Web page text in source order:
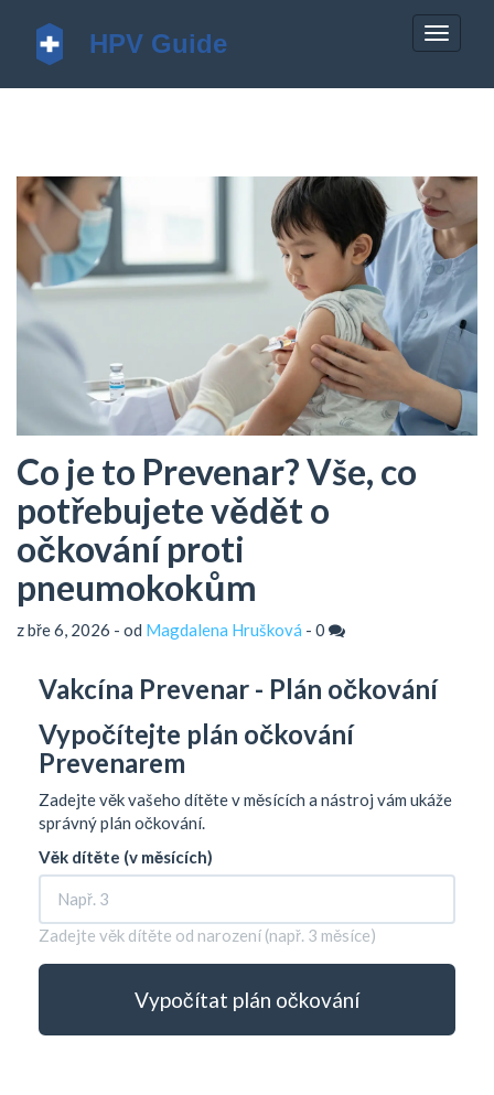
Co je to Prevenar? Vše, co
potřebujete vědět o
očkování proti
pneumokokům
z bře 6, 2026 - od Magdalena Hrušková - 0
Vakcína Prevenar - Plán očkování
Vypočítejte plán očkování
Prevenarem
Zadejte věk vašeho dítěte v měsících a nástroj vám ukáže
správný plán očkování.
Věk dítěte (v měsících)
Zadejte věk dítěte od narození (např. 3 měsíce)
Vypočítat plán očkování